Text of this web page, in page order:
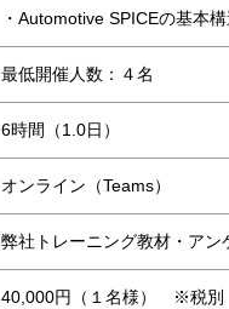
・Automotive SPICEの基本
最低開催人数：４名
6時間（1.0日）
オンライン（Teams）
弊社トレーニング教材・アン
40,000円（１名様） ※税別